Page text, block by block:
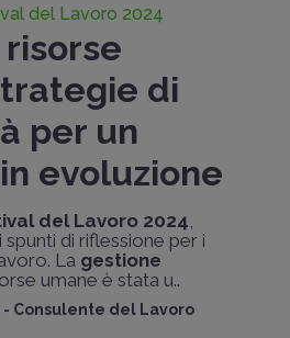
del Lavoro 2024
di
per un
evoluzione
del Lavoro 2024
spunti di riflessione per i
La gestione
umane è stata u..
- Consulente del Lavoro